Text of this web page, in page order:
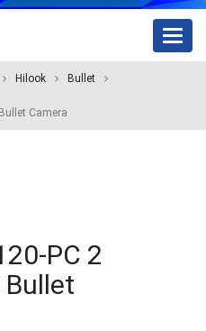
Hilook Bullet
Camera
PC 2
Bullet